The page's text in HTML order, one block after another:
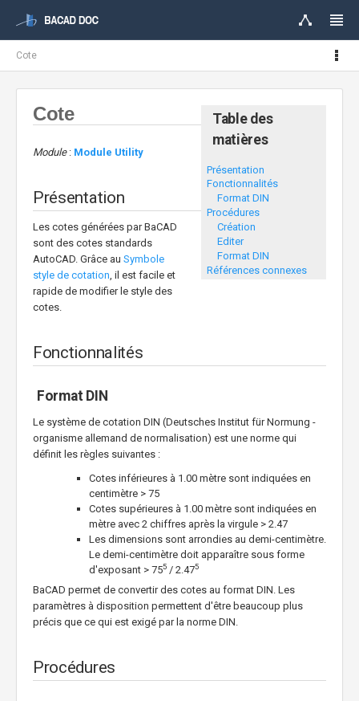
Cote
Table des
matières
Présentation
Fonctionnalités
Format DIN
Procédures
Création
Editer
Format DIN
Références connexes
Cote
Module: Module Utility
Présentation
Les cotes générées par BaCAD
sont des cotes standards
AutoCAD. Grâce au Symbole
style de cotation , il est facile et
rapide de modifier le style des
cotes.
Fonctionnalités
Format DIN
Le système de cotation DIN (Deutsches Institut für Normung -
organisme allemand de normalisation) est une norme qui
définit les règles suivantes :
Cotes inférieures à 1.00 mètre sont indiquées en
centimètre > 75
Cotes supérieures à 1.00 mètre sont indiquées en
mètre avec 2 chiffres après la virgule > 2.47
Les dimensions sont arrondies au demi-centimètre.
Le demi-centimètre doit apparaître sous forme
d'exposant > 755 / 2.475
BaCAD permet de convertir des cotes au format DIN. Les
paramètres à disposition permettent d'être beaucoup plus
précis que ce qui est exigé par la norme DIN.
Procédures